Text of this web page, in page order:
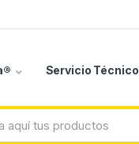
Servicio Técnico